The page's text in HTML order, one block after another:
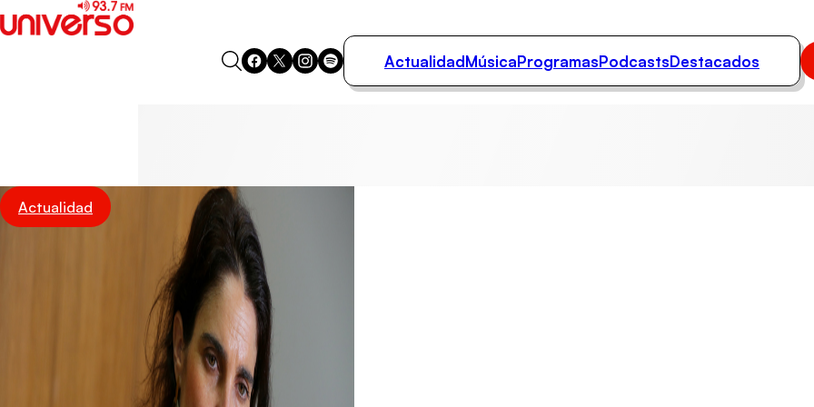
Podcasts
Destacados
ActualidadMúsicaProgramasPodcastsDestacados
Actualidad